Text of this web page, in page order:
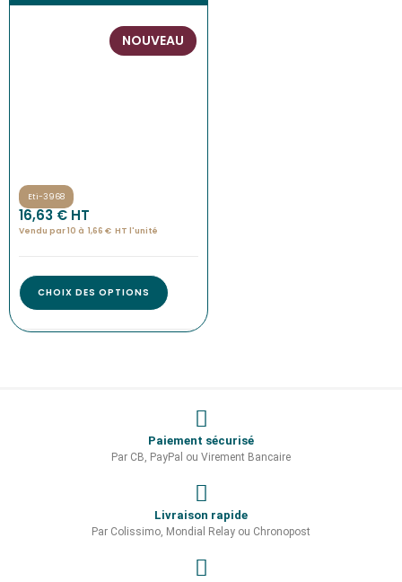
NOUVEAU
Eti-3968
16,63 € HT
Vendu par 10 à 1,66 € HT l'unité
CHOIX DES OPTIONS
Paiement sécurisé
Par CB, PayPal ou Virement Bancaire
Livraison rapide
Par Colissimo, Mondial Relay ou Chronopost